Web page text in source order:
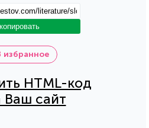
избранное
HTML-код
Ваш сайт